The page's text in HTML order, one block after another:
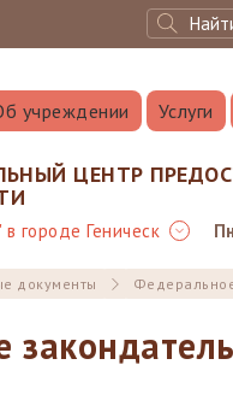
учреждении Услуги
ЦЕНТР
городе Геническ
документы